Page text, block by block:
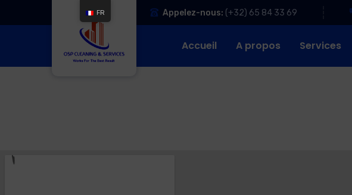
Appelez-nous: (+32) 65 84 33 69
Accueil A propos Services
FR